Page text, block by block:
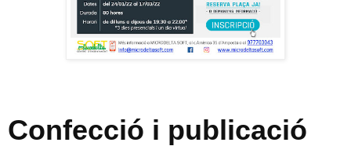
Confecció i publicació